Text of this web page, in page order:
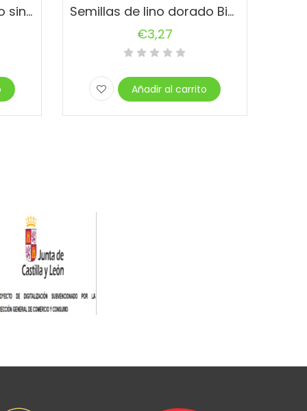
Pan de trigo sarraceno sin gluten certificado Bio – 445gr
Semillas de lino dorado Bio – 500gr
€3,27
Añadir al carrito